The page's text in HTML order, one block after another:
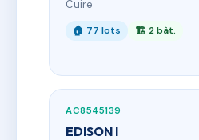
Cuire
🏠 77 lots 🏗 2 bât.
AC8545139
EDISON I